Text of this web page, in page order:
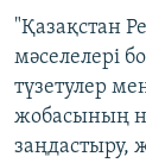
"Қазақстан
мәселелері
түзетулер
жобасының
заңдастыру,